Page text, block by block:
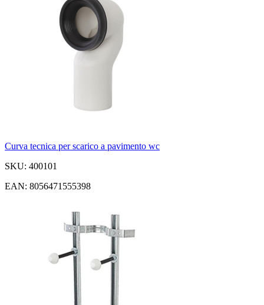
Curva tecnica per scarico a pavimento wc
SKU: 400101
EAN: 8056471555398